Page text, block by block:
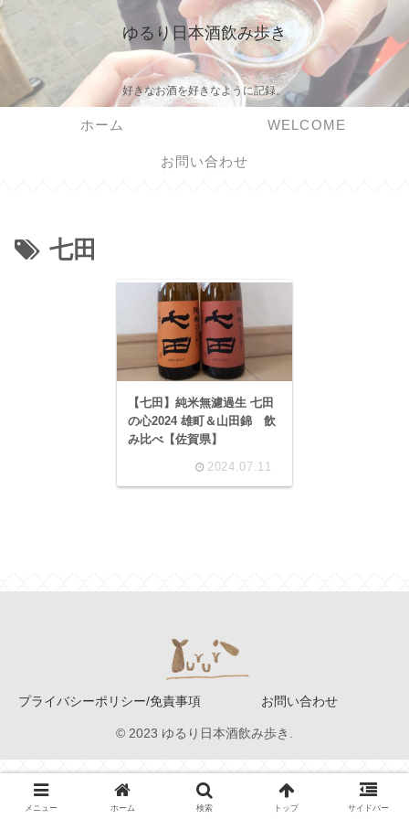
ゆるり日本酒飲み歩き
好きなお酒を好きなように記録。
ホーム WELCOME
お問い合わせ
七田
【七田】純米無濾過生 七田
の心2024 雄町＆山田錦 飲
み比べ【佐賀県】
2024.07.11
プライバシーポリシー/免責事項 お問い合わせ
© 2023 ゆるり日本酒飲み歩き.
メニュー ホーム 検索 トップ サイドバー